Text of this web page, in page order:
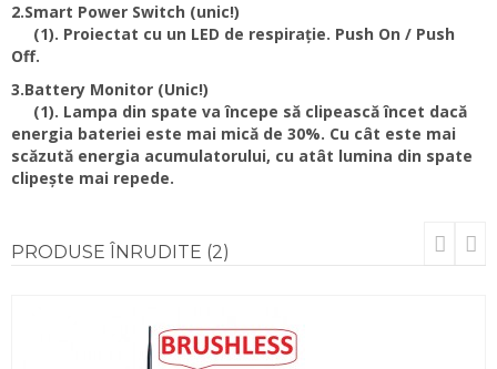
2.Smart Power Switch (unic!)
(1). Proiectat cu un LED de respirație. Push On / Push
Off.
3.Battery Monitor (Unic!)
(1). Lampa din spate va începe să clipească încet dacă
energia bateriei este mai mică de 30%. Cu cât este mai
scăzută energia acumulatorului, cu atât lumina din spate
clipește mai repede.
PRODUSE ÎNRUDITE (2)